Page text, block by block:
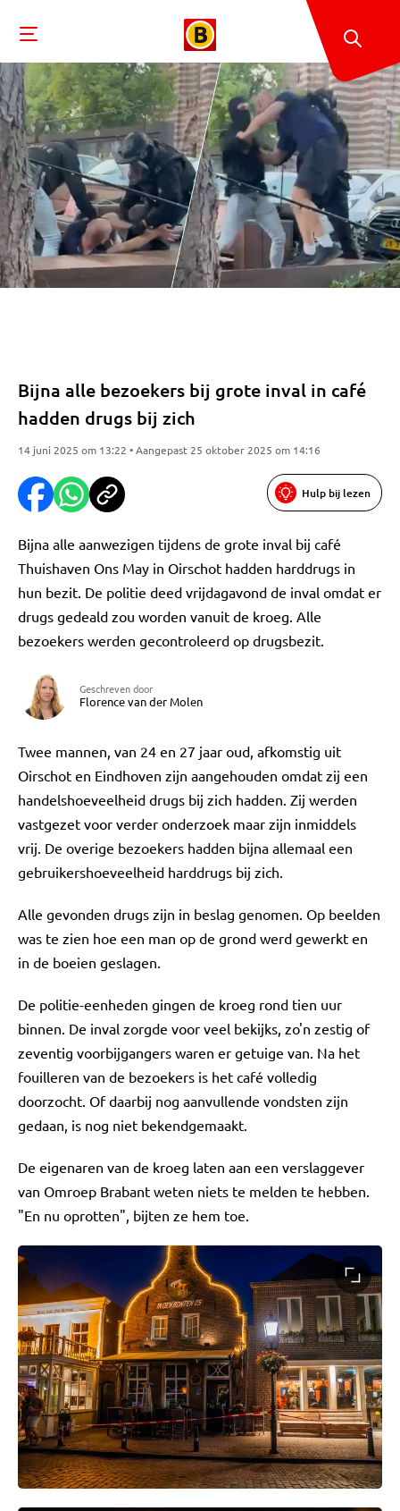
Bijna alle bezoekers bij grote inval in café
hadden drugs bij zich
14 juni 2025 om 13:22 • Aangepast 25 oktober 2025 om 14:16
Hulp bij lezen
Bijna alle aanwezigen tijdens de grote inval bij café
Thuishaven Ons May in Oirschot hadden harddrugs in
hun bezit. De politie deed vrijdagavond de inval omdat er
drugs gedeald zou worden vanuit de kroeg. Alle
bezoekers werden gecontroleerd op drugsbezit.
Geschreven door
Florence van der Molen
Twee mannen, van 24 en 27 jaar oud, afkomstig uit
Oirschot en Eindhoven zijn aangehouden omdat zij een
handelshoeveelheid drugs bij zich hadden. Zij werden
vastgezet voor verder onderzoek maar zijn inmiddels
vrij. De overige bezoekers hadden bijna allemaal een
gebruikershoeveelheid harddrugs bij zich.
Alle gevonden drugs zijn in beslag genomen. Op beelden
was te zien hoe een man op de grond werd gewerkt en
in de boeien geslagen.
De politie-eenheden gingen de kroeg rond tien uur
binnen. De inval zorgde voor veel bekijks, zo'n zestig of
zeventig voorbijgangers waren er getuige van. Na het
fouilleren van de bezoekers is het café volledig
doorzocht. Of daarbij nog aanvullende vondsten zijn
gedaan, is nog niet bekendgemaakt.
De eigenaren van de kroeg laten aan een verslaggever
van Omroep Brabant weten niets te melden te hebben.
"En nu oprotten", bijten ze hem toe.